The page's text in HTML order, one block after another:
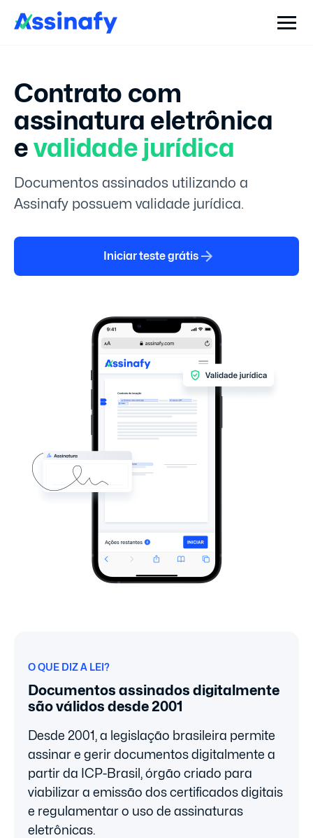
Contrato com
assinatura eletrônica
evalidade jurídica
Documentos assinados utilizando a
Assinafy possuem validade jurídica.
Iniciar teste grátis
O QUE DIZ A LEI?
Documentos assinados digitalmente
são válidos desde 2001
Desde 2001, a legislação brasileira permite
assinar e gerir documentos digitalmente a
partir da ICP-Brasil, órgão criado para
viabilizar a emissão dos certificados digitais
e regulamentar o uso de assinaturas
eletrônicas.